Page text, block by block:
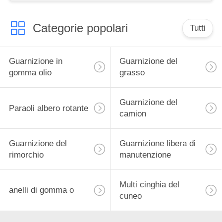
Categorie popolari Tutti
Guarnizione in
gomma olio
Guarnizione del
grasso
Paraoli albero rotante
Guarnizione del
camion
Guarnizione del
rimorchio
Guarnizione libera di
manutenzione
anelli di gomma o
Multi cinghia del
cuneo